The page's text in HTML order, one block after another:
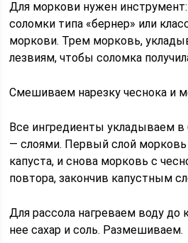
Для моркови нужен инструмент:
соломки типа «бернер» или
моркови. Трем морковь,
лезвиям, чтобы соломка
Смешиваем нарезку чеснока и
Все ингредиенты укладываем
— слоями. Первый слой морковь
капуста, и снова морковь с
повтора, закончив капустным
Для рассола нагреваем воду до
нее сахар и соль. Размешиваем.